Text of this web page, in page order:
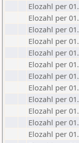
Elozahl per
Elozahl per
Elozahl per
Elozahl per
Elozahl per
Elozahl per
Elozahl per
Elozahl per
Elozahl per
Elozahl per
Elozahl per
Elozahl per